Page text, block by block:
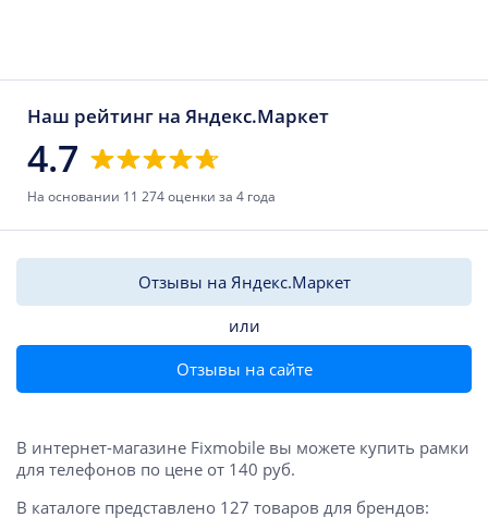
Наш рейтинг на Яндекс.Маркет
4.7
На основании 11 274 оценки за 4 года
Отзывы на Яндекс.Маркет
или
Отзывы на сайте
В интернет-магазине Fixmobile вы можете купить рамки
для телефонов по цене от 140 руб.
В каталоге представлено 127 товаров для брендов: